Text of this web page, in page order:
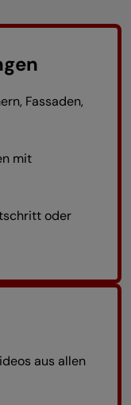
Fassaden,
mit
oder
aus allen